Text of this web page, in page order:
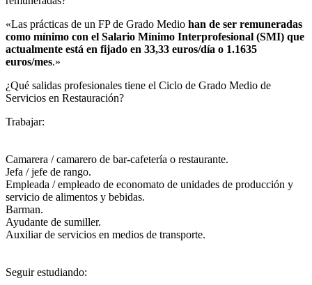
«Las prácticas de un FP de Grado Medio han de ser remuneradas
como mínimo con el Salario Mínimo Interprofesional (SMI) que
actualmente está en fijado en 33,33 euros/día o 1.1635
euros/mes.»
¿Qué salidas profesionales tiene el Ciclo de Grado Medio de
Servicios en Restauración?​
Trabajar:
Camarera / camarero de bar-cafetería o restaurante.
Jefa / jefe de rango.
Empleada / empleado de economato de unidades de producción y
servicio de alimentos y bebidas.
Barman.
Ayudante de sumiller.
Auxiliar de servicios en medios de transporte.
Seguir estudiando: